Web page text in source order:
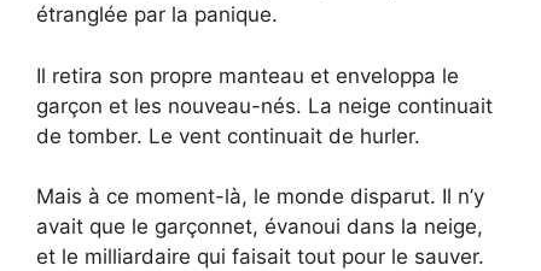
étranglée par la panique.
Il retira son propre manteau et enveloppa le
garçon et les nouveau-nés. La neige continuait
de tomber. Le vent continuait de hurler.
Mais à ce moment-là, le monde disparut. Il n’y
avait que le garçonnet, évanoui dans la neige,
et le milliardaire qui faisait tout pour le sauver.